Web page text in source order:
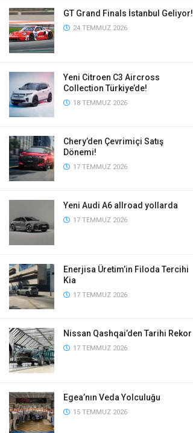
GT Grand Finals İstanbul Geliyor!
24 TEMMUZ 2026
Yeni Citroen C3 Aircross
Collection Türkiye’de!
18 TEMMUZ 2026
Chery’den Çevrimiçi Satış
Dönemi!
17 TEMMUZ 2026
Yeni Audi A6 allroad yollarda
17 TEMMUZ 2026
Enerjisa Üretim’in Filoda Tercihi
Kia
17 TEMMUZ 2026
Nissan Qashqai’den Tarihi Rekor
17 TEMMUZ 2026
Egea’nın Veda Yolculuğu
15 TEMMUZ 2026